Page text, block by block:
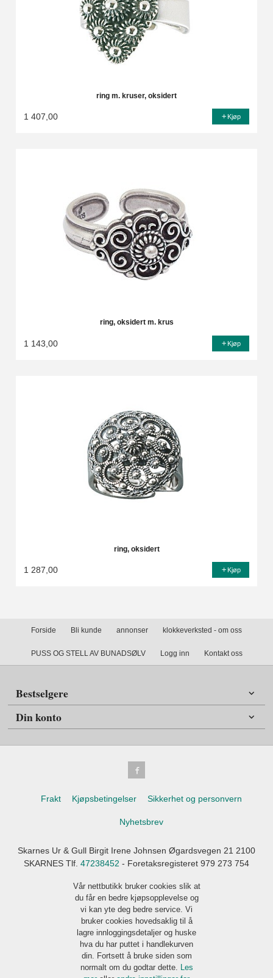
ring m. kruser, oksidert
1 407,00 Kjøp
ring, oksidert m. krus
1 143,00 Kjøp
ring, oksidert
1 287,00 Kjøp
Forside Bli kunde annonser klokkeverksted - om oss
PUSS OG STELL AV BUNADSØLV Logg inn Kontakt oss
Bestselgere
Din konto
Frakt Kjøpsbetingelser Sikkerhet og personvern
Nyhetsbrev
Skarnes Ur & Gull Birgit Irene Johnsen Øgardsvegen 21 2100
SKARNES Tlf. 47238452 - Foretaksregisteret 979 273 754
Vår nettbutikk bruker cookies slik at
du får en bedre kjøpsopplevelse og
vi kan yte deg bedre service. Vi
bruker cookies hovedsaklig til å
lagre innloggingsdetaljer og huske
hva du har puttet i handlekurven
din. Fortsett å bruke siden som
normalt om du godtar dette. Les